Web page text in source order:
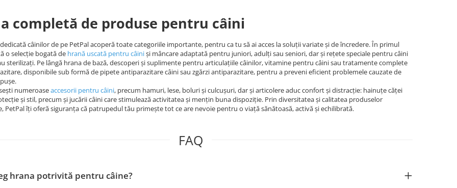
completă de produse pentru câini
câinilor de pe PetPal acoperă toate categoriile importante, pentru ca tu să ai acces la soluții variate și de încredere. În primul
o selecție bogată de hrană uscată pentru câiniși mâncare adaptată pentru juniori, adulți sau seniori, dar și rețete speciale pentru câini
sterilizați. Pe lângă hrana de bază, descoperi și suplimente pentru articulațiile câinilor, vitamine pentru câini sau tratamente complete
disponibile sub formă de pipete antiparazitare câini sau zgărzi antiparazitare, pentru a preveni eficient problemele cauzate de
numeroaseaccesorii pentru câini, precum hamuri, lese, boluri și culcușuri, dar și articolere aduc confort și distracție: hainuțe căței
și stil, precum și jucării câini care stimulează activitatea și mențin buna dispoziție. Prin diversitatea și calitatea produselor
PetPal îți oferă siguranța că patrupedul tău primește tot ce are nevoie pentru o viață sănătoasă, activă și echilibrată.
FAQ
hrana potrivită pentru câine?